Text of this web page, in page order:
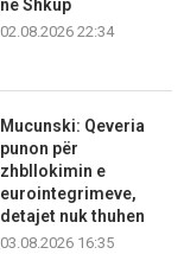
në Shkup
02.08.2026 22:34
Mucunski: Qeveria
punon për
zhbllokimin e
eurointegrimeve,
detajet nuk thuhen
03.08.2026 16:35